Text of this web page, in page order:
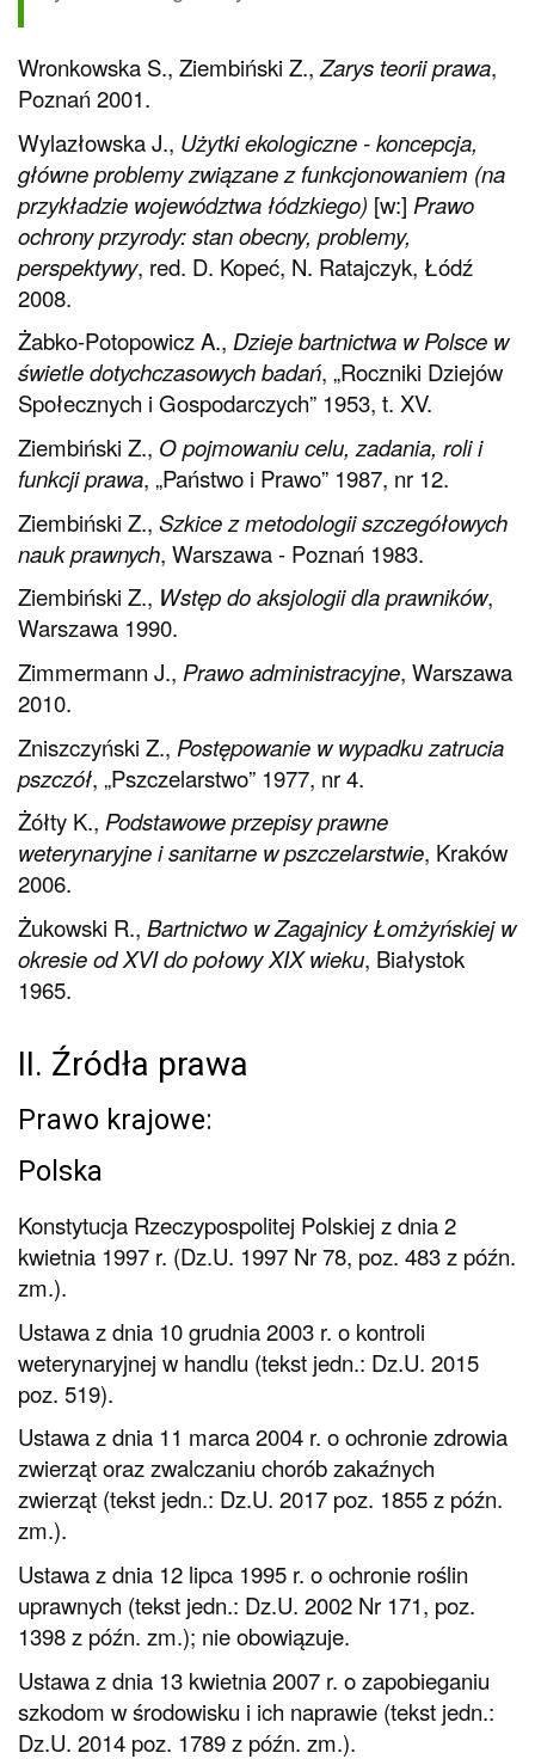
Wronkowska S., Ziembiński Z., Zarys teorii prawa,
Poznań 2001.
Wylazłowska J., Użytki ekologiczne - koncepcja,
główne problemy związane z funkcjonowaniem (na
przykładzie województwa łódzkiego) [w:] Prawo
ochrony przyrody: stan obecny, problemy,
perspektywy, red. D. Kopeć, N. Ratajczyk, Łódź
2008.
Żabko-Potopowicz A., Dzieje bartnictwa w Polsce w
świetle dotychczasowych badań, „Roczniki Dziejów
Społecznych i Gospodarczych” 1953, t. XV.
Ziembiński Z., O pojmowaniu celu, zadania, roli i
funkcji prawa, „Państwo i Prawo” 1987, nr 12.
Ziembiński Z., Szkice z metodologii szczegółowych
nauk prawnych, Warszawa - Poznań 1983.
Ziembiński Z., Wstęp do aksjologii dla prawników,
Warszawa 1990.
Zimmermann J., Prawo administracyjne, Warszawa
2010.
Zniszczyński Z., Postępowanie w wypadku zatrucia
pszczół, „Pszczelarstwo” 1977, nr 4.
Żółty K., Podstawowe przepisy prawne
weterynaryjne i sanitarne w pszczelarstwie, Kraków
2006.
Żukowski R., Bartnictwo w Zagajnicy Łomżyńskiej w
okresie od XVI do połowy XIX wieku, Białystok
1965.
II. Źródła prawa
Prawo krajowe:
Polska
Konstytucja Rzeczypospolitej Polskiej z dnia 2
kwietnia 1997 r. (Dz.U. 1997 Nr 78, poz. 483 z późn.
zm.).
Ustawa z dnia 10 grudnia 2003 r. o kontroli
weterynaryjnej w handlu (tekst jedn.: Dz.U. 2015
poz. 519).
Ustawa z dnia 11 marca 2004 r. o ochronie zdrowia
zwierząt oraz zwalczaniu chorób zakaźnych
zwierząt (tekst jedn.: Dz.U. 2017 poz. 1855 z późn.
zm.).
Ustawa z dnia 12 lipca 1995 r. o ochronie roślin
uprawnych (tekst jedn.: Dz.U. 2002 Nr 171, poz.
1398 z późn. zm.); nie obowiązuje.
Ustawa z dnia 13 kwietnia 2007 r. o zapobieganiu
szkodom w środowisku i ich naprawie (tekst jedn.:
Dz.U. 2014 poz. 1789 z późn. zm.).